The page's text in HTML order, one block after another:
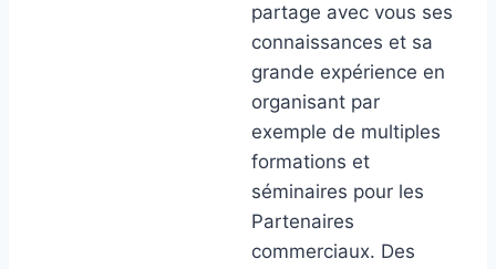
partage avec vous ses
connaissances et sa
grande expérience en
organisant par
exemple de multiples
formations et
séminaires pour les
Partenaires
commerciaux. Des